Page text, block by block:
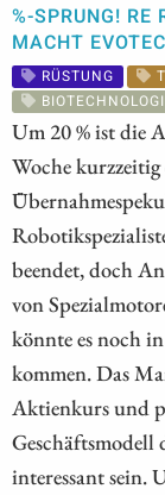
%-SPRUNG! RE
MACHT
RÜSTUNG
Um 20 % ist die
Woche
beendet, doch
von
könnte es noch
kommen. Das
Aktienkurs und
interessant sein.